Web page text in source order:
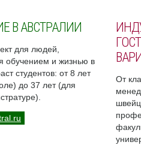
В АВСТРАЛИИ
для людей,
обучением и жизнью в
студентов: от 8 лет
до 37 лет (для
От